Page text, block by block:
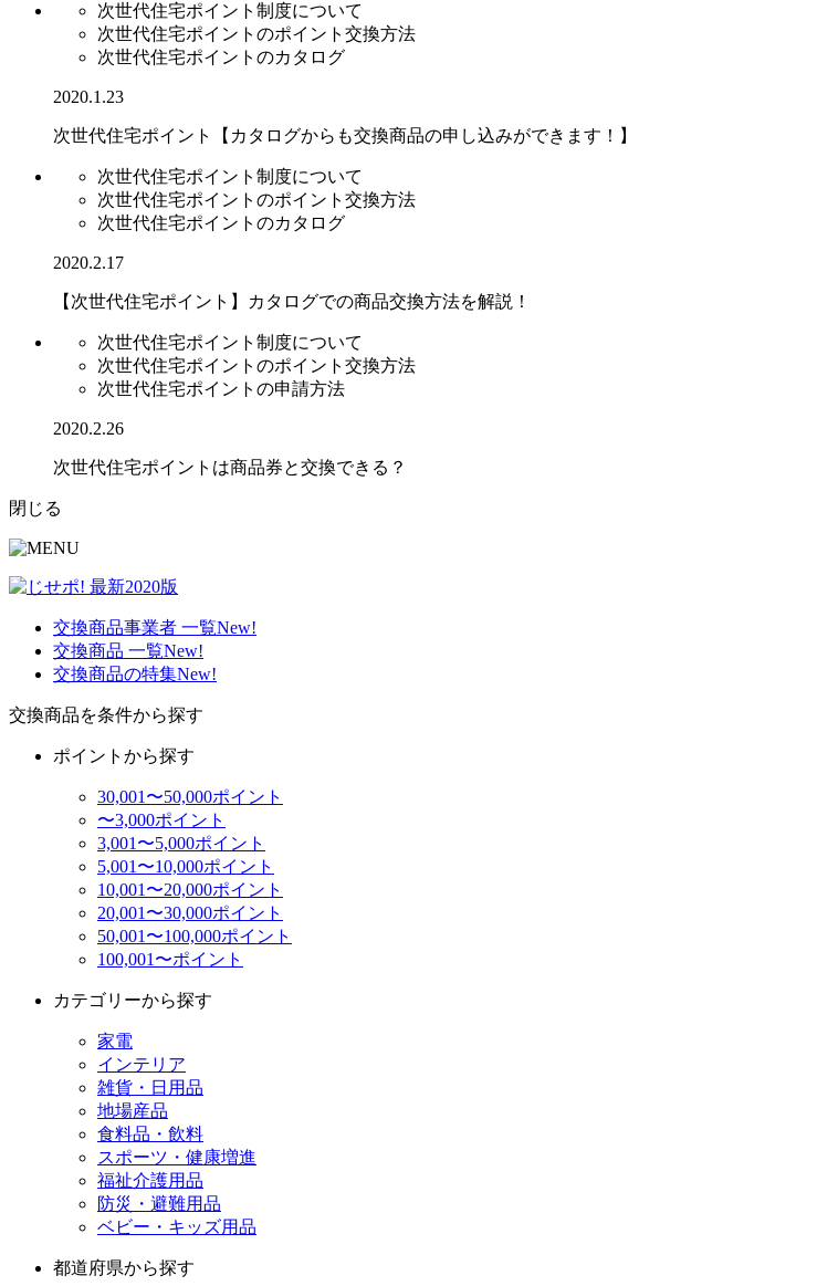
次世代住宅ポイント制度について
次世代住宅ポイントのポイント交換方法
次世代住宅ポイントのカタログ
2020.1.23
次世代住宅ポイント【カタログからも交換商品の申し込みができます！】
次世代住宅ポイント制度について
次世代住宅ポイントのポイント交換方法
次世代住宅ポイントのカタログ
2020.2.17
【次世代住宅ポイント】カタログでの商品交換方法を解説！
次世代住宅ポイント制度について
次世代住宅ポイントのポイント交換方法
次世代住宅ポイントの申請方法
2020.2.26
次世代住宅ポイントは商品券と交換できる？
閉じる
交換商品事業者 一覧New!
交換商品 一覧New!
交換商品の特集New!
交換商品を条件から探す
ポイントから探す
30,001〜50,000ポイント
〜3,000ポイント
3,001〜5,000ポイント
5,001〜10,000ポイント
10,001〜20,000ポイント
20,001〜30,000ポイント
50,001〜100,000ポイント
100,001〜ポイント
カテゴリーから探す
家電
インテリア
雑貨・日用品
地場産品
食料品・飲料
スポーツ・健康増進
福祉介護用品
防災・避難用品
ベビー・キッズ用品
都道府県から探す